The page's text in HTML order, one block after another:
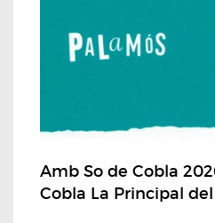
Amb So de Cobla
Cobla La Principal